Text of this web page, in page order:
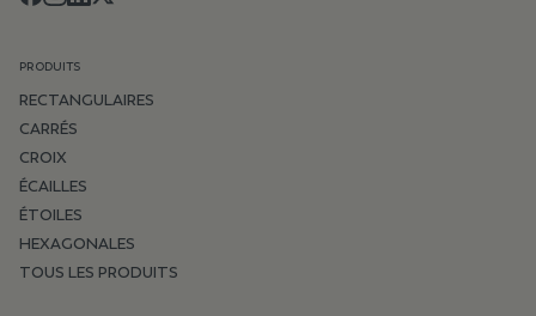
PRODUITS
RECTANGULAIRES
CARRÉS
CROIX
ÉCAILLES
ÉTOILES
HEXAGONALES
TOUS LES PRODUITS